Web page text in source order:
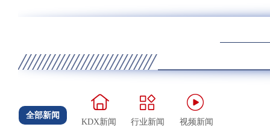
全部新闻
视频新闻
行业新闻
KDX新闻